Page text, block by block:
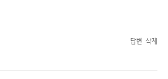
답변 삭제